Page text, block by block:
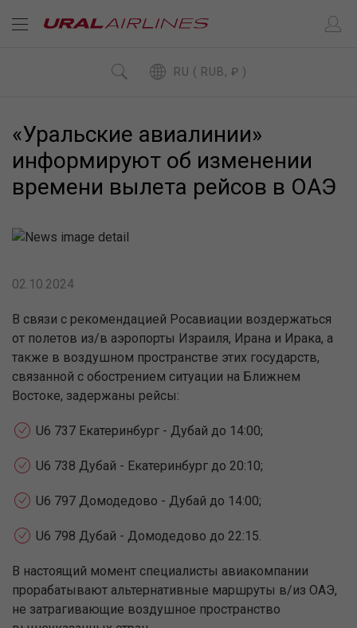
RU ( RUB, ₽ )
«Уральские авиалинии»
информируют об изменении
времени вылета рейсов в ОАЭ
02.10.2024
В связи с рекомендацией Росавиации воздержаться
от полетов из/в аэропорты Израиля, Ирана и Ирака, а
также в воздушном пространстве этих государств,
связанной с обострением ситуации на Ближнем
Востоке, задержаны рейсы:
U6 737 Екатеринбург - Дубай до 14:00;
U6 738 Дубай - Екатеринбург до 20:10;
U6 797 Домодедово - Дубай до 14:00;
U6 798 Дубай - Домодедово до 22:15.
В настоящий момент специалисты авиакомпании
прорабатывают альтернативные маршруты в/из ОАЭ,
не затрагивающие воздушное пространство